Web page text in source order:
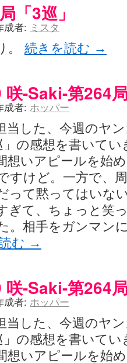
と聞いたので (08:30)
/ 【咲-saki-】穏乃の良さを俺が「あ
ネリーはお金が要るの」 (15:00)
ェイ～
(15:19)
「3巡」
成者: ミスタ
。 続きを読む →
-Saki-第264
成者: ホッパー
当した、今週のヤ
」の感想を書いて
想いアピールを始
すけど。一方で、
って黙ってはいな
ぎて、ちょっと笑
。相手をガンマン
む →
-Saki-第264
成者: ホッパー
当した、今週のヤ
」の感想を書いて
想いアピールを始